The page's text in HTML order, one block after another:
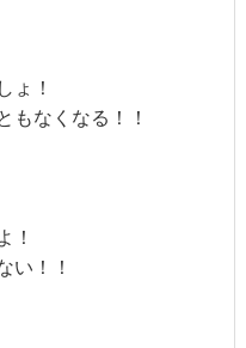
ょ！
もなくなる！！
！
い！！